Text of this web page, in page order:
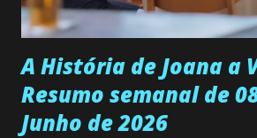
Durante um exame ginecológico, ela é
A História de Joana a
Resumo semanal de
Junho de 2026